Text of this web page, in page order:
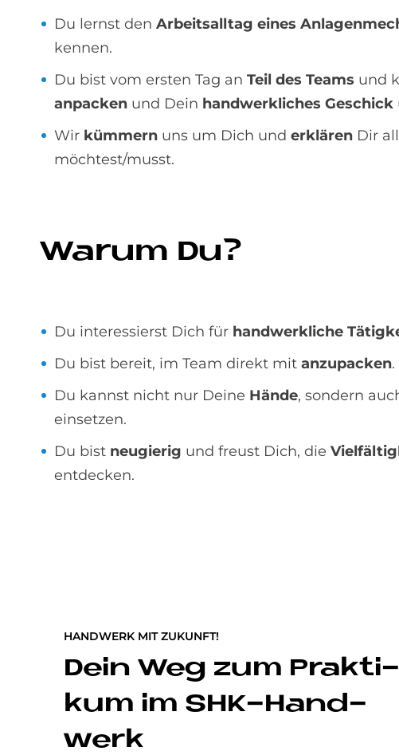
Du lernst den Arbeitsalltag eines
kennen.
Du bist vom ersten Tag an Teil des Teams und
anpacken und Dein handwerkliches Geschick
Wir kümmern uns um Dich und erklären Dir
möchtest/musst.
Wa­rum Du?
Du interessierst Dich für handwerkliche
Du bist bereit, im Team direkt mit anzupacken.
Du kannst nicht nur Deine Hände, sondern
einsetzen.
Du bist neugierig und freust Dich, die
entdecken.
HANDWERK MIT ZUKUNFT!
Dein Weg zum Prak­ti­
kum im SHK-Hand­
werk